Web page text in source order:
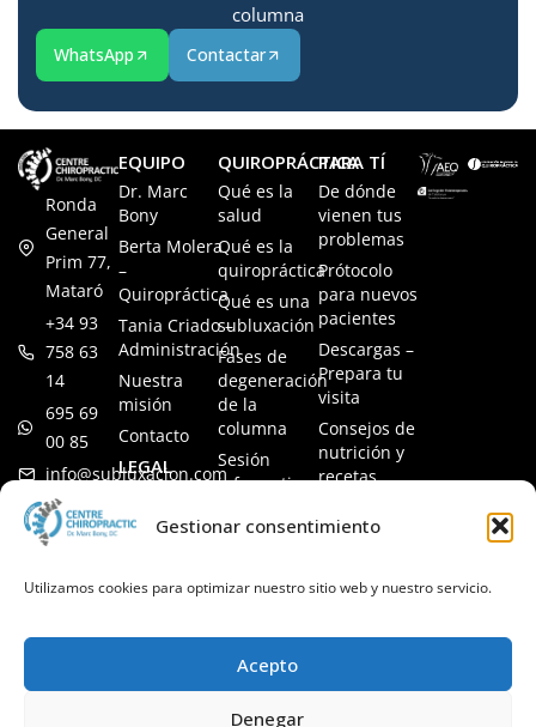
Gestionar consentimiento
Utilizamos cookies para optimizar nuestro sitio web y nuestro servicio.
Acepto
Denegar
columna
WhatsApp Contactar
Ronda
General
Prim 77,
Mataró
+34 93
758 63
14
695 69
00 85
info@subluxacion.com
EQUIPO
Dr. Marc
Bony
Berta Molera
–
Quiropráctica
Tania Criado –
Administración
Nuestra
misión
Contacto
LEGAL
Política de
Política de
QUIROPRÁCTICA
Qué es la
salud
Qué es la
quiropráctica
Qué es una
subluxación
Fases de
degeneración
de la
columna
Sesión
informativa
Quiropráctica
para familias
para
para
empresas
PARA TÍ
De dónde
vienen tus
problemas
Prótocolo
para nuevos
pacientes
Descargas –
Prepara tu
visita
Consejos de
nutrición y
recetas
frecuentes